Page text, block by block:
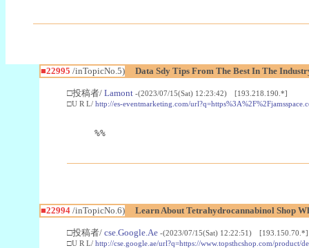
■22995 /inTopicNo.5) Data Sdy Tips From The Best In The
□投稿者/ Lamont -(2023/07/15(Sat) 12:23:42) [193.218.190.*]
□U R L/ http://es-eventmarketing.com/
%%
■22994/inTopicNo.6) Learn About Tetrahydrocannabinol Shop
□投稿者/ cse.Google.Ae -(2023/07/15(Sat) 12:22:51) [193.150.70.*]
□U R L/ http://cse.google.ae/url?q=https://www.topsthcshop.com/